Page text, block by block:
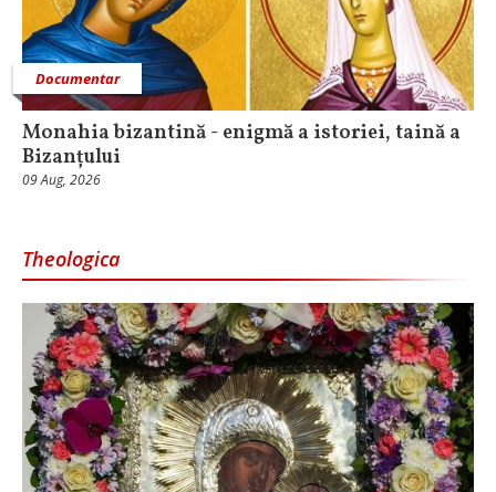
Documentar
Monahia bizantină - enigmă a istoriei, taină a
Bizanțului
09 Aug, 2026
Theologica